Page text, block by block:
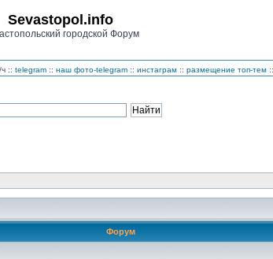
Sevastopol.info
городской Форум
ч :: telegram :: наш фото-telegram :: инстаграм :: размещение топ-тем
Форум